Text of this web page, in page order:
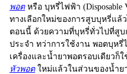
พอตหรือ บุหรี่ไฟฟ้า (Disposable
ทางเลือกใหม่ของการสูบบุหรี่แล้
ตอนนี้ ด้วยความที่บุหรี่ทั่วไปที่สู
ประจำ ทว่าการใช้งาน พอตบุหรี่
เครื่องและน้ำยาพอตรอบเดียวก็
หัวพอตใหม่แล้วในส่วนของน้ำย